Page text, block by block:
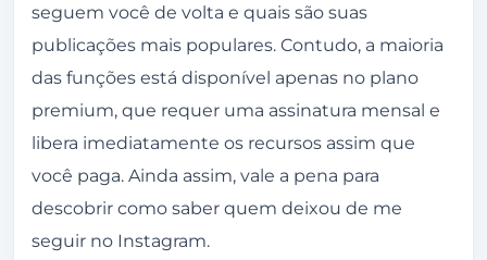
seguem você de volta e quais são suas
publicações mais populares. Contudo, a maioria
das funções está disponível apenas no plano
premium, que requer uma assinatura mensal e
libera imediatamente os recursos assim que
você paga. Ainda assim, vale a pena para
descobrir como saber quem deixou de me
seguir no Instagram.